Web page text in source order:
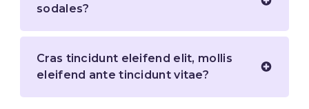
sodales?
Cras tincidunt eleifend elit, mollis
eleifend ante tincidunt vitae?